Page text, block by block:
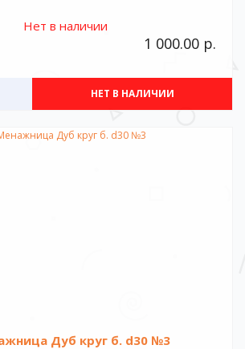
Нет в наличии
1 000.00 р.
НЕТ В НАЛИЧИИ
Дуб круг б. d30 №3